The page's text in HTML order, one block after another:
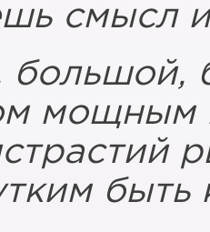
смысл и
большой,
мощным
быть